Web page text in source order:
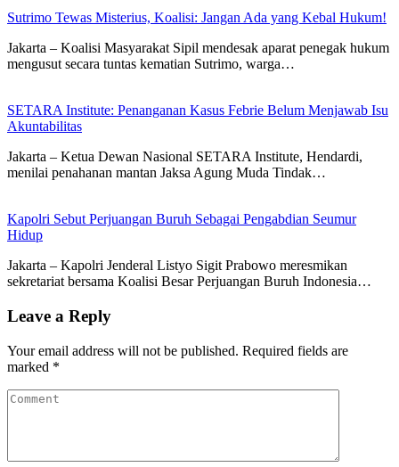
Sutrimo Tewas Misterius, Koalisi: Jangan Ada yang Kebal Hukum!
Jakarta – Koalisi Masyarakat Sipil mendesak aparat penegak hukum
mengusut secara tuntas kematian Sutrimo, warga…
SETARA Institute: Penanganan Kasus Febrie Belum Menjawab Isu
Akuntabilitas
Jakarta – Ketua Dewan Nasional SETARA Institute, Hendardi,
menilai penahanan mantan Jaksa Agung Muda Tindak…
Kapolri Sebut Perjuangan Buruh Sebagai Pengabdian Seumur
Hidup
Jakarta – Kapolri Jenderal Listyo Sigit Prabowo meresmikan
sekretariat bersama Koalisi Besar Perjuangan Buruh Indonesia…
Leave a Reply
Your email address will not be published. Required fields are
marked *